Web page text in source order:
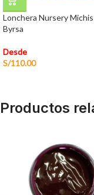
Lonchera Nursery
Byrsa
Desde
S/110.00
Productos